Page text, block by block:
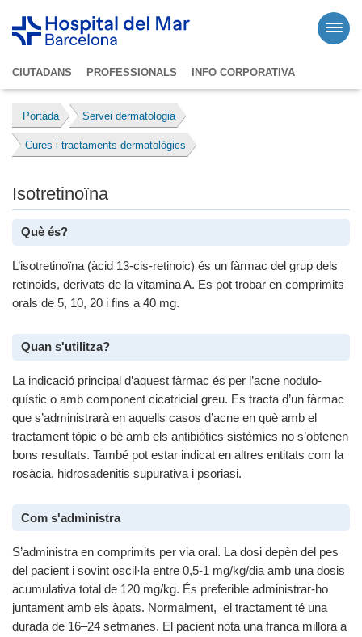
CIUTADANS PROFESSIONALS INFO CORPORATIVA
Portada Servei dermatologia
Cures i tractaments dermatològics
Isotretinoïna
Què és?
L’isotretinoïna (àcid 13-cis-retinoic) és un fàrmac del grup dels
retinoids, derivats de la vitamina A. Es pot trobar en comprimits
orals de 5, 10, 20 i fins a 40 mg.
Quan s'utilitza?
La indicació principal d’aquest fàrmac és per l’acne nodulo-
quístic o amb component cicatricial greu. Es tracta d’un fàrmac
que s’administrarà en aquells casos d’acne en què amb el
tractament tòpic o bé amb els antibiòtics sistèmics no s’obtenen
bons resultats. També pot estar indicat en altres entitats com la
rosàcia, hidrosadenitis supurativa i psoriasi.
Com s'administra
S’administra en comprimits per via oral. La dosi depèn del pes
del pacient i sovint oscil·la entre 0,5-1 mg/kg/dia amb una dosis
acumulativa total de 120 mg/kg. És preferible administrar-ho
juntament amb els àpats. Normalment, el tractament té una
durada de 16–24 setmanes. El pacient nota una franca millora a